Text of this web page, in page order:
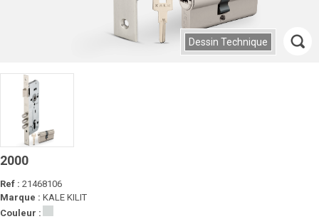
Dessin Technique
2000
Ref : 21468106
Marque : KALE KILIT
Couleur :